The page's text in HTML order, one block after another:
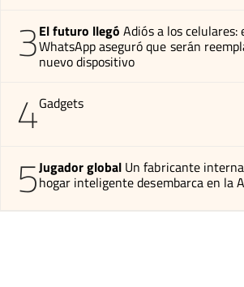
3El futuro llegó Adiós a los celulares:
WhatsApp aseguró que serán
nuevo dispositivo
4Gadgets
5Jugador global Un fabricante
hogar inteligente desembarca en la